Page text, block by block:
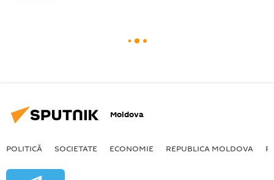
Moldova
POLITICĂ SOCIETATE ECONOMIE REPUBLICA MOLDOVA